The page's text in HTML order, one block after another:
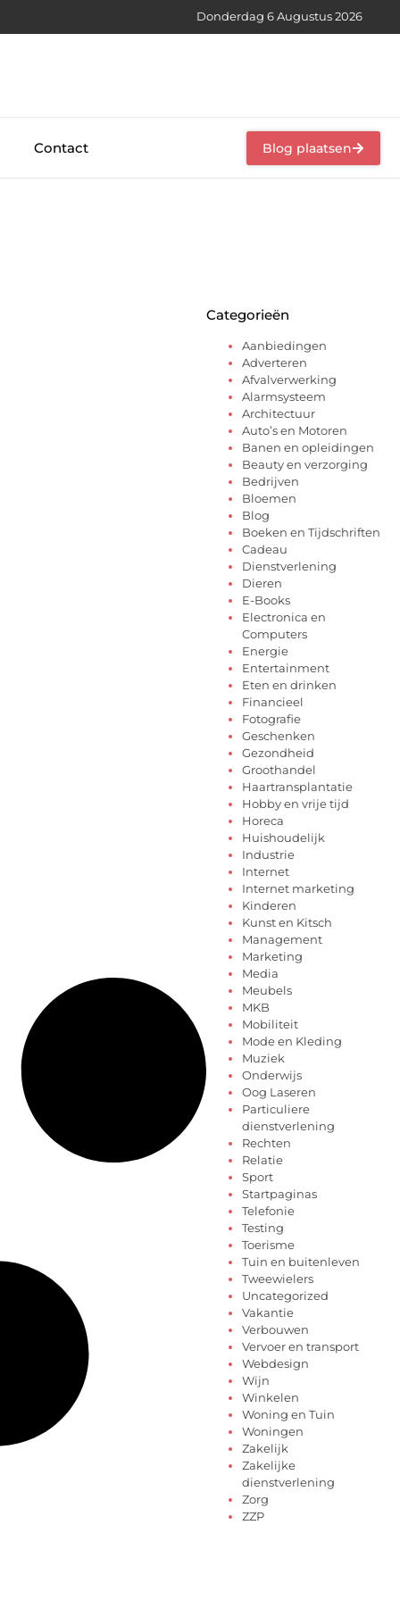
Donderdag 6 Augustus 2026
Contact Blog plaatsen
Categorieën
Aanbiedingen
Adverteren
Afvalverwerking
Alarmsysteem
Architectuur
Auto’s en Motoren
Banen en opleidingen
Beauty en verzorging
Bedrijven
Bloemen
Blog
Boeken en Tijdschriften
Cadeau
Dienstverlening
Dieren
E-Books
Electronica en
Computers
Energie
Entertainment
Eten en drinken
Financieel
Fotografie
Geschenken
Gezondheid
Groothandel
Haartransplantatie
Hobby en vrije tijd
Horeca
Huishoudelijk
Industrie
Internet
Internet marketing
Kinderen
Kunst en Kitsch
Management
Marketing
Media
Meubels
MKB
Mobiliteit
Mode en Kleding
Muziek
Onderwijs
Oog Laseren
Particuliere
dienstverlening
Rechten
Relatie
Sport
Startpaginas
Telefonie
Testing
Toerisme
Tuin en buitenleven
Tweewielers
Uncategorized
Vakantie
Verbouwen
Vervoer en transport
Webdesign
Wijn
Winkelen
Woning en Tuin
Woningen
Zakelijk
Zakelijke
dienstverlening
Zorg
ZZP